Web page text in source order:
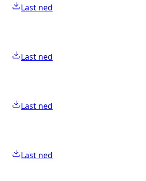
Last ned
Last ned
Last ned
Last ned